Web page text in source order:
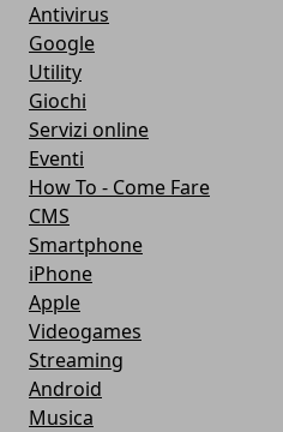
Antivirus
Google
Utility
Giochi
Servizi online
Eventi
How To - Come Fare
CMS
Smartphone
iPhone
Apple
Videogames
Streaming
Android
Musica